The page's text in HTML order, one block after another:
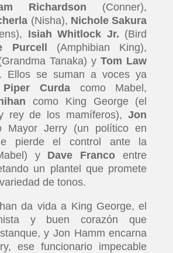
Richardson (Conner),
(Nisha), Nichole Sakura
Isiah Whitlock Jr. (Bird
Purcell (Amphibian King),
Tanaka) yTom Law
Ellos se suman a voces ya
Piper Curda como Mabel,
como King George (el
rey de los mamíferos),Jon
Mayor Jerry (un político en
pierde el control ante la
y Dave Franco entre
un plantel que promete
de tonos.
da vida a King George, el
y buen corazón que
y Jon Hamm encarna
ese funcionario impecable